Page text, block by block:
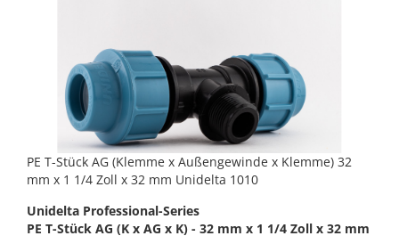
PE T-Stück AG (Klemme x Außengewinde x Klemme) 32
mm x 1 1/4 Zoll x 32 mm Unidelta 1010
Unidelta Professional-Series
PE T-Stück AG (K x AG x K) - 32 mm x 1 1/4 Zoll x 32 mm